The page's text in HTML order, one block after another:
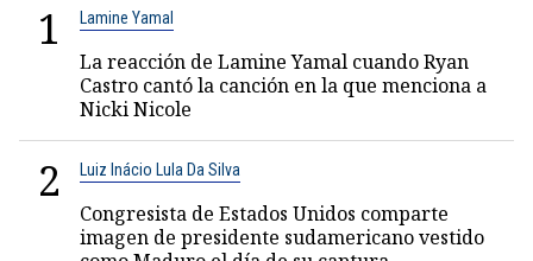
1 Lamine Yamal
La reacción de Lamine Yamal cuando Ryan
Castro cantó la canción en la que menciona a
Nicki Nicole
2 Luiz Inácio Lula Da Silva
Congresista de Estados Unidos comparte
imagen de presidente sudamericano vestido